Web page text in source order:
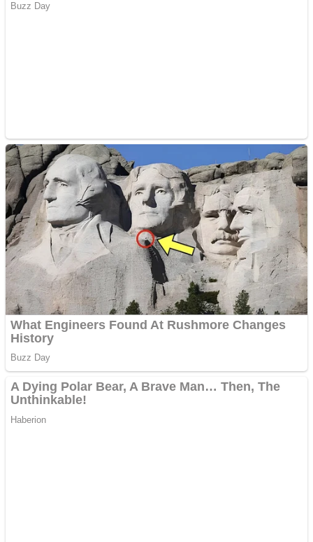
Gherla, polițist acuzat de
abuz în serviciu
Covid-19: 755 de cazuri
noi în România
Răcitor de apă CW5000
pentru freze cu laser fără
metale